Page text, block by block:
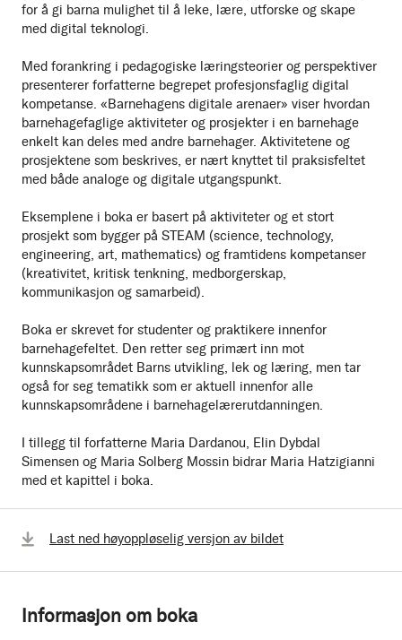
for å gi barna mulighet til å leke, lære, utforske og skape
med digital teknologi.
Med forankring i pedagogiske læringsteorier og perspektiver
presenterer forfatterne begrepet profesjonsfaglig digital
kompetanse. «Barnehagens digitale arenaer» viser hvordan
barnehagefaglige aktiviteter og prosjekter i en barnehage
enkelt kan deles med andre barnehager. Aktivitetene og
prosjektene som beskrives, er nært knyttet til praksisfeltet
med både analoge og digitale utgangspunkt.
Eksemplene i boka er basert på aktiviteter og et stort
prosjekt som bygger på STEAM (science, technology,
engineering, art, mathematics) og framtidens kompetanser
(kreativitet, kritisk tenkning, medborgerskap,
kommunikasjon og samarbeid).
Boka er skrevet for studenter og praktikere innenfor
barnehagefeltet. Den retter seg primært inn mot
kunnskapsområdet Barns utvikling, lek og læring, men tar
også for seg tematikk som er aktuell innenfor alle
kunnskapsområdene i barnehagelærerutdanningen.
I tillegg til forfatterne Maria Dardanou, Elin Dybdal
Simensen og Maria Solberg Mossin bidrar Maria Hatzigianni
med et kapittel i boka.
Last ned høyoppløselig versjon av bildet
Informasjon om boka